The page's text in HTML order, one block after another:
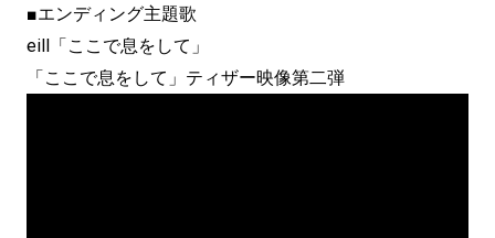
■エンディング主題歌
eill「ここで息をして」
「ここで息をして」ティザー映像第二弾